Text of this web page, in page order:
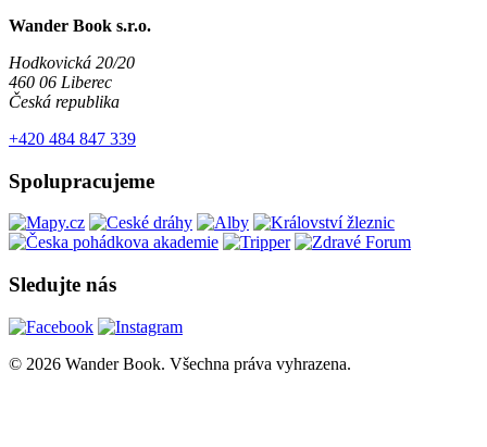
Wander Book s.r.o.
Hodkovická 20/20
460 06 Liberec
Česká republika
+420 484 847 339
Spolupracujeme
Sledujte nás
© 2026 Wander Book. Všechna práva vyhrazena.